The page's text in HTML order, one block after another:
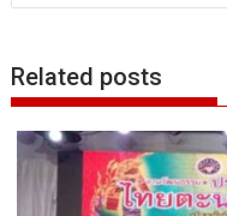
Related posts